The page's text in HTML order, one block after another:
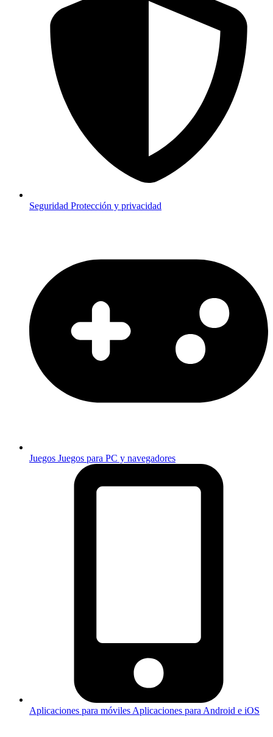
Seguridad Protección y privacidad
Juegos Juegos para PC y navegadores
Aplicaciones para móviles Aplicaciones para Android e iOS